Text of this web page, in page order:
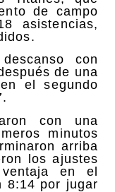
de campo
asistencias,
con
de una
el segundo
con una
minutos
arriba
los ajustes
en el
8:14 por jugar